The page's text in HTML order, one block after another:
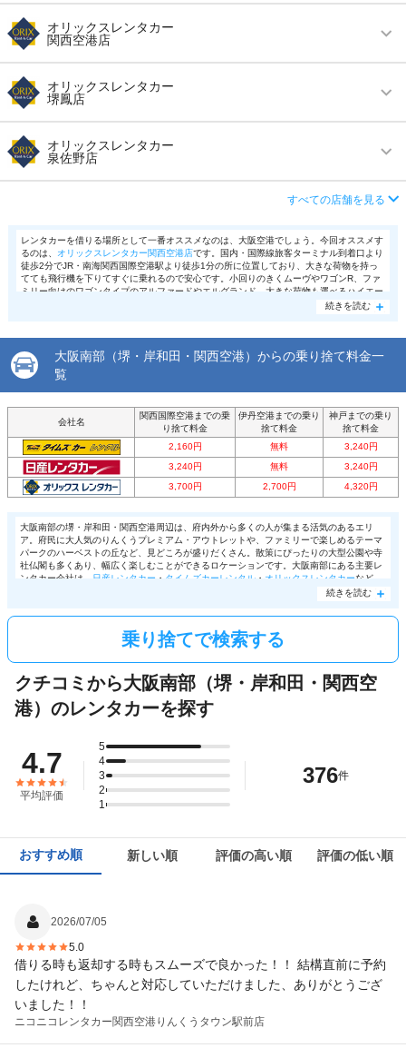
住所 堺市西区鳳東町7丁746番地1
営業時間 毎日 08:00 ～ 20:00
アクセス 関西空港駅より徒歩で約5分（送迎なし）
住所 泉南郡田尻町泉州空港中1 エアロプラザビル2F
オリックスレンタカー
関西空港店
営業時間 毎日 08:00 ～ 20:00
アクセス
住所
泉南郡田尻町泉州空港中１番地 エアロプラザビ
この店舗でレンタカーを探す
オリックスレンタカー
堺鳳店
営業時間 毎日 08:00 ～ 19:00
アクセス
店舗詳細ページはこちら
この店舗でレンタカーを探す
オリックスレンタカー
泉佐野店
住所 泉佐野市上瓦屋５８０－１
店舗詳細 店舗詳細ページはこちら
この店舗でレンタカーを探す
すべての店舗を見る
レンタカーを借りる場所として一番オススメなのは、大阪空港でしょう。今回オススメす
るのは、
オリックスレンタカー関西空港店です。国内・国際線旅客ターミナル到着口より
徒歩2分でJR・南海関西国際空港駅より徒歩1分の所に位置しており、大きな荷物を持っ
てても飛行機を下りてすぐに乗れるので安心です。小回りのきくムーヴやワゴンR、ファ
ミリー向けのワゴンタイプのアルファードやエルグランド、大きな荷物も運べるハイエー
スも借りる事が可能です。喫煙車、禁煙車を選ぶ事ができ、会員になるとお得な価格で利
続きを読む
大阪南部（堺・岸和田・関西空港）からの乗り捨て料金一
覧
会社名
関西国際空港までの乗
り捨て料金
伊丹空港までの乗り
捨て料金
神戸までの乗り
捨て料金
2,160円
無料
3,240円
3,240円
無料
3,240円
3,700円
2,700円 4,320円
大阪南部の堺・岸和田・関西空港周辺は、府内外から多くの人が集まる活気のあるエリ
ア。府民に大人気のりんくうプレミアム・アウトレットや、ファミリーで楽しめるテーマ
パークのハーベストの丘など、見どころが盛りだくさん。散策にぴったりの大型公園や寺
社仏閣も多くあり、幅広く楽しむことができるロケーションです。大阪南部にある主要レ
ンタカー会社は、
日産レンタカー ・ タイムズカーレンタル・ オリックスレンタカーなど。
各地に営業所を構える三社では、他店舗での返却が可能な乗り捨てサービスも用意されて
コンパクトにめぐる旅なら、便利かつお得に利用できるかもしれません。また近隣都市で
の返却も可能で、タイムズ・日産では神戸での乗り捨ても＋3,240円とリーズナブルで
続きを読む
乗り捨てで検索する
クチコミから大阪南部（堺・岸和田・関西空
港）のレンタカーを探す
4.7
平均評価
5
4
3
2
1
376件
おすすめ順 新しい順 評価の高い順 評価の低い順
2026/07/05
5.0
借りる時も返却する時もスムーズで良かった！！ 結構直前に予約
したけれど、ちゃんと対応していただけました、ありがとうござ
いました！！
ニコニコレンタカー関西空港りんくうタウン駅前店